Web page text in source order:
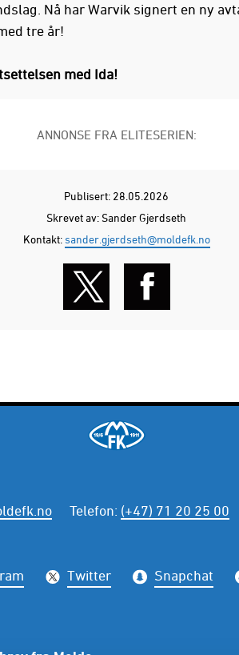
Nå har Warvik signert en ny
tre år!
med Ida!
ANNONSE FRA ELITESERIEN:
Publisert: 28.05.2026
Skrevet av: Sander Gjerdseth
Kontakt: sander.gjerdseth@moldefk.no
Telefon: (+47) 71 20 25 00
Twitter Snapchat